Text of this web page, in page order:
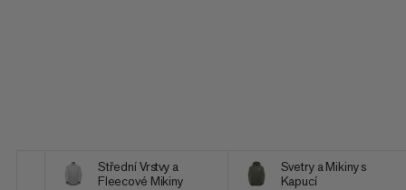
Střední Vrstvy a
Fleecové Mikiny
Svetry a Mikiny s
Kapucí